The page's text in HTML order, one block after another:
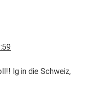
lg in die Schweiz,